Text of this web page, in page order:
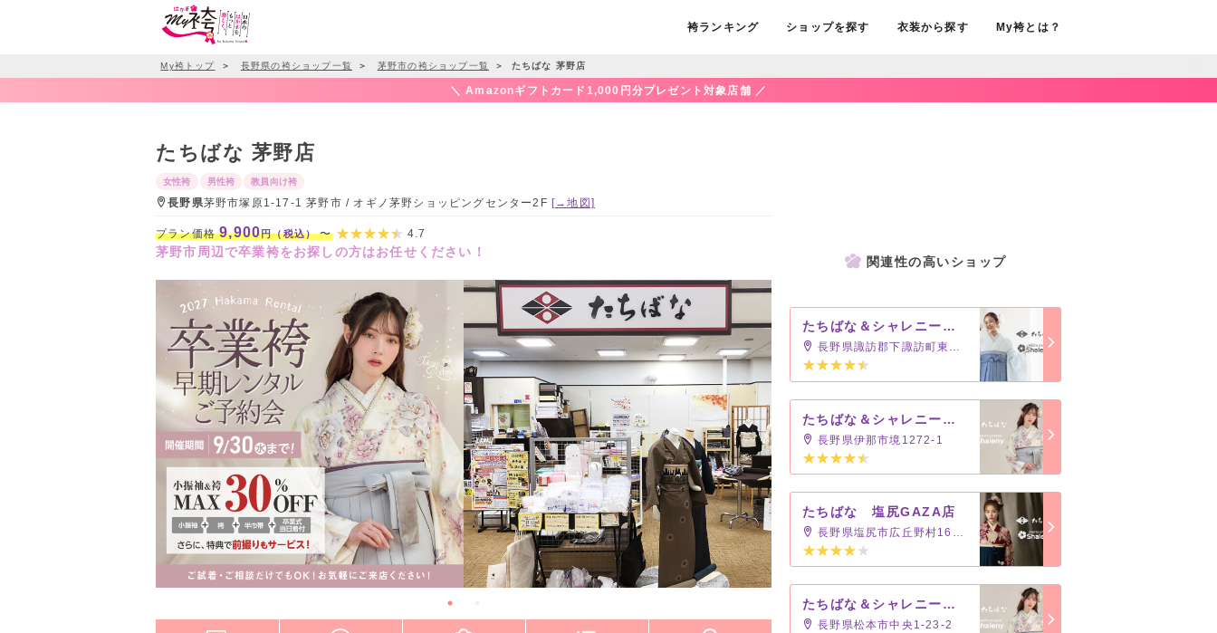
袴ランキング ショップを探す 衣装から探す My袴とは？
My袴トップ ＞ 長野県の袴ショップ一覧 ＞ 茅野市の袴ショップ一覧 ＞ たちばな 茅野店
＼ Amazonギフトカード1,000円分プレゼント対象店舗 ／
たちばな 茅野店
女性袴 男性袴 教員向け袴
長野県茅野市塚原1-17-1 茅野市 / オギノ茅野ショッピングセンター2F [→地図]
プラン価格9,900円（税込）〜 4.7
茅野市周辺で卒業袴をお探しの方はお任せください！
関連性の高いショップ
たちばな＆シャレニー 諏訪店
長野県諏訪郡下諏訪町東赤砂4493-1
たちばな＆シャレニー 伊那店
長野県伊那市境1272-1
たちばな 塩尻GAZA店
長野県塩尻市広丘野村1688-1
たちばな＆シャレニー 松本店
長野県松本市中央1-23-2